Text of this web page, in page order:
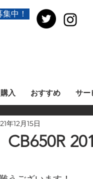
中！
入 おすすめ サー
CB650R
年12月15日